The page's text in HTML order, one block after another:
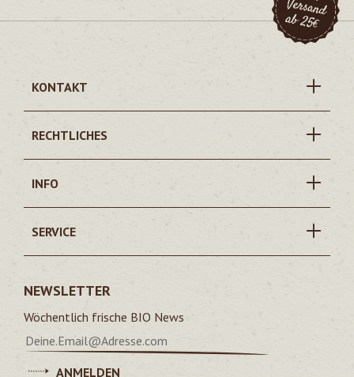
KONTAKT
RECHTLICHES
INFO
SERVICE
NEWSLETTER
Wöchentlich frische BIO News
ANMELDEN